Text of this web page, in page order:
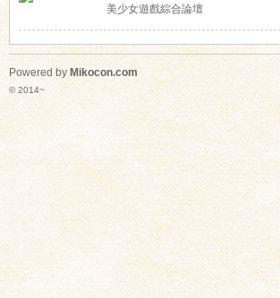
美少女遊戲綜合論壇
Powered by Mikocon.com
© 2014~